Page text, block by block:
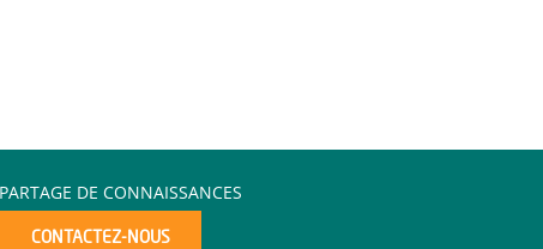
PARTAGE DE CONNAISSANCES
CONTACTEZ-NOUS